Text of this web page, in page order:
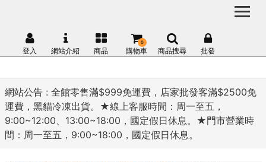
網站公告 : 全館零售滿$999免運費，店家批發客滿$2500免
運費，黑貓冷凍出貨。★線上客服時間：周一至五，
9:00~12:00、13:00~18:00，國定假日休息。★門市營業時
間：周一至五，9:00~18:00，國定假日休息。
登入 網站介紹 商品 購物車
0
商品搜尋 批發